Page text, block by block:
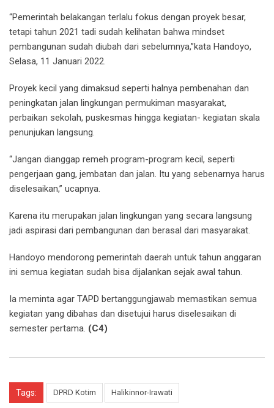
“Pemerintah belakangan terlalu fokus dengan proyek besar,
tetapi tahun 2021 tadi sudah kelihatan bahwa mindset
pembangunan sudah diubah dari sebelumnya,”kata Handoyo,
Selasa, 11 Januari 2022.
Proyek kecil yang dimaksud seperti halnya pembenahan dan
peningkatan jalan lingkungan permukiman masyarakat,
perbaikan sekolah, puskesmas hingga kegiatan- kegiatan skala
penunjukan langsung.
“Jangan dianggap remeh program-program kecil, seperti
pengerjaan gang, jembatan dan jalan. Itu yang sebenarnya harus
diselesaikan,” ucapnya.
Karena itu merupakan jalan lingkungan yang secara langsung
jadi aspirasi dari pembangunan dan berasal dari masyarakat.
Handoyo mendorong pemerintah daerah untuk tahun anggaran
ini semua kegiatan sudah bisa dijalankan sejak awal tahun.
Ia meminta agar TAPD bertanggungjawab memastikan semua
kegiatan yang dibahas dan disetujui harus diselesaikan di
semester pertama. (C4)
Tags: DPRD Kotim Halikinnor-Irawati